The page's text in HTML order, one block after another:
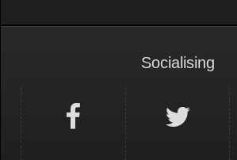
Socialising